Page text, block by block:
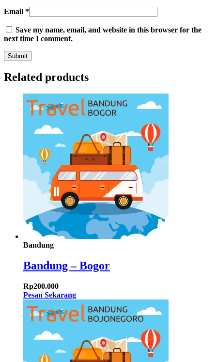
Email *
Save my name, email, and website in this browser for the
next time I comment.
Related products
Bandung
Bandung – Bogor
Rp200.000
Pesan Sekarang